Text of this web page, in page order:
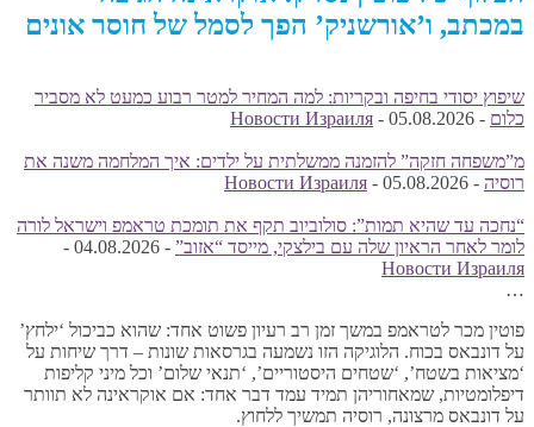
במכתב, ו’אורשניק’ הפך לסמל של חוסר אונים
שיפוץ יסודי בחיפה ובקריות: למה המחיר למטר רבוע כמעט לא מסביר
כלום -
05.08.2026
-
Новости Израиля
מ”משפחה חזקה” להזמנה ממשלתית על ילדים: איך המלחמה משנה את
רוסיה -
05.08.2026
-
Новости Израиля
“נחכה עד שהיא תמות”: סולוביוב תקף את תומכת טראמפ וישראל לורה
לומר לאחר הראיון שלה עם בילצקי, מייסד “אזוב” -
04.08.2026
-
Новости Израиля
…
פוטין מכר לטראמפ במשך זמן רב רעיון פשוט אחד: שהוא כביכול ‘ילחץ’
על דונבאס בכוח. הלוגיקה הזו נשמעה בגרסאות שונות – דרך שיחות על
‘מציאות בשטח’, ‘שטחים היסטוריים’, ‘תנאי שלום’ וכל מיני קליפות
דיפלומטיות, שמאחוריהן תמיד עמד דבר אחד: אם אוקראינה לא תוותר
על דונבאס מרצונה, רוסיה תמשיך ללחוץ.